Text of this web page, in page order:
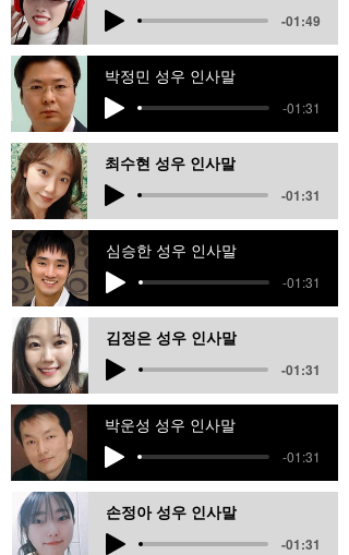
-01:49
박정민 성우 인사말
-01:31
최수현 성우 인사말
-01:31
심승한 성우 인사말
-01:31
김정은 성우 인사말
-01:31
박운성 성우 인사말
-01:31
손정아 성우 인사말
-01:31